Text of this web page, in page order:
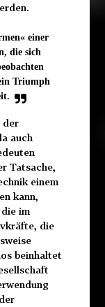
einer
die sich
Triumph
der
auch
Tatsache,
einem
kann,
im
die
beinhaltet